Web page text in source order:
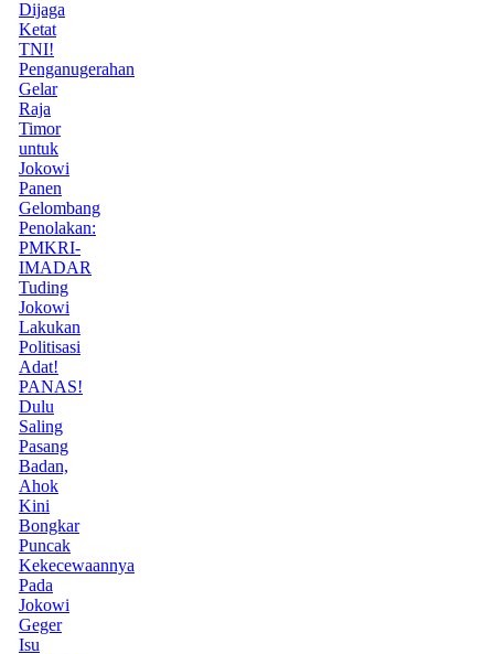
Dijaga
Ketat
TNI!
Penganugerahan
Gelar
Raja
Timor
untuk
Jokowi
Panen
Gelombang
Penolakan:
PMKRI-
IMADAR
Tuding
Jokowi
Lakukan
Politisasi
Adat!
PANAS!
Dulu
Saling
Pasang
Badan,
Ahok
Kini
Bongkar
Puncak
Kekecewaannya
Pada
Jokowi
Geger
Isu